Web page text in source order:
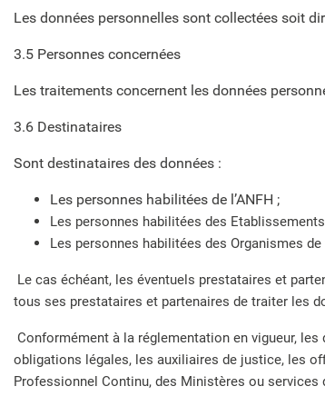
Les données personnelles sont collectées soit
3.5 Personnes concernées
Les traitements concernent les données
3.6 Destinataires
Sont destinataires des données :
Les personnes habilitées de l’ANFH ;
Les personnes habilitées des
Les personnes habilitées des Organismes
Le cas échéant, les éventuels prestataires et
tous ses prestataires et partenaires de traiter les
Conformément à la réglementation en vigueur,
obligations légales, les auxiliaires de justice, les
Professionnel Continu, des Ministères ou